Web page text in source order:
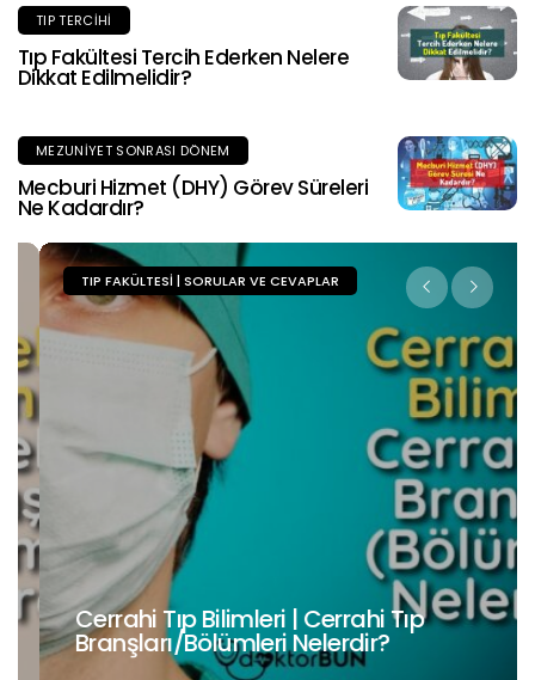
TIP TERCIHI
Tıp Fakültesi Tercih Ederken Nelere
Dikkat Edilmelidir?
MEZUNIYET SONRASI DÖNEM
Mecburi Hizmet (DHY) Görev Süreleri
Ne Kadardır?
TIP FAKÜLTESI | SORULAR VE CEVAPLAR
Cerrahi Tıp Bilimleri | Cerrahi Tıp
Branşları/Bölümleri Nelerdir?